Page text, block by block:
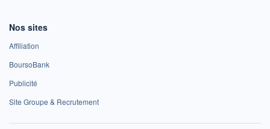
Nos sites
Affiliation
BoursoBank
Publicité
Site Groupe & Recrutement